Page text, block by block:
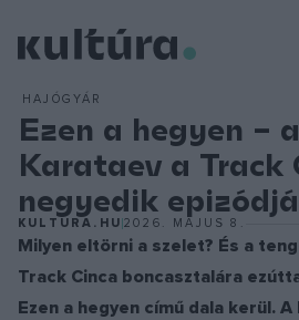
HAJÓGYÁR
Ezen a hegyen –
Karataev a Track
negyedik
KULTURA.HU 2026. MÁJUS 8.
Milyen eltörni a szelet? És a
Track Cinca boncasztalára
Ezen a hegyen című dala kerül.